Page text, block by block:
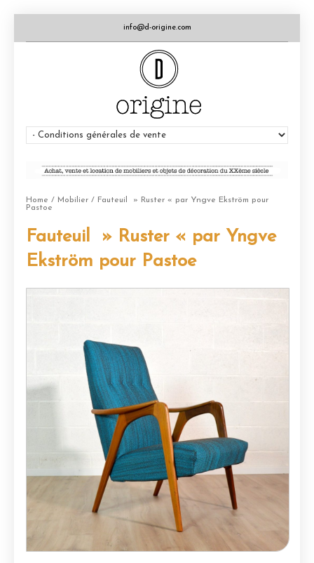
info@d-origine.com
Home / Mobilier / Fauteuil » Ruster « par Yngve Ekström pour
Pastoe
Fauteuil » Ruster « par Yngve
Ekström pour Pastoe